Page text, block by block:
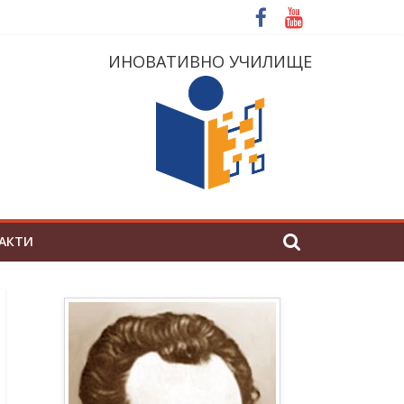
ИНОВАТИВНО УЧИЛИЩЕ